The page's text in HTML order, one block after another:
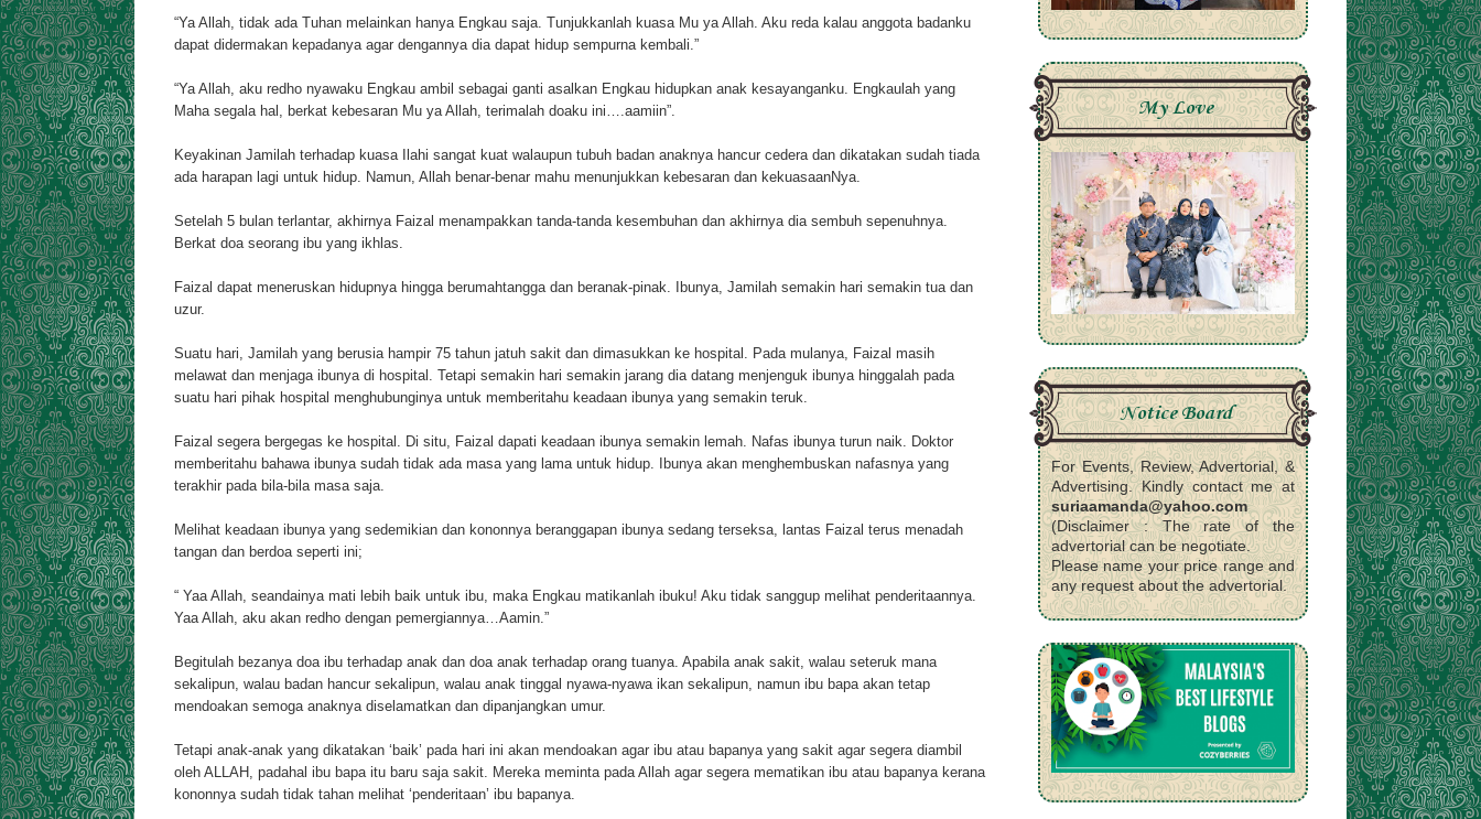
“Ya Allah, tidak ada Tuhan melainkan hanya Engkau saja. Tunjukkanlah kuasa Mu ya Allah. Aku reda kalau anggota badanku
dapat didermakan kepadanya agar dengannya dia dapat hidup sempurna kembali.”
“Ya Allah, aku redho nyawaku Engkau ambil sebagai ganti asalkan Engkau hidupkan anak kesayanganku. Engkaulah yang
Maha segala hal, berkat kebesaran Mu ya Allah, terimalah doaku ini….aamiin”.
Keyakinan Jamilah terhadap kuasa Ilahi sangat kuat walaupun tubuh badan anaknya hancur cedera dan dikatakan sudah tiada
ada harapan lagi untuk hidup. Namun, Allah benar-benar mahu menunjukkan kebesaran dan kekuasaanNya.
Setelah 5 bulan terlantar, akhirnya Faizal menampakkan tanda-tanda kesembuhan dan akhirnya dia sembuh sepenuhnya.
Berkat doa seorang ibu yang ikhlas.
Faizal dapat meneruskan hidupnya hingga berumahtangga dan beranak-pinak. Ibunya, Jamilah semakin hari semakin tua dan
uzur.
Suatu hari, Jamilah yang berusia hampir 75 tahun jatuh sakit dan dimasukkan ke hospital. Pada mulanya, Faizal masih
melawat dan menjaga ibunya di hospital. Tetapi semakin hari semakin jarang dia datang menjenguk ibunya hinggalah pada
suatu hari pihak hospital menghubunginya untuk memberitahu keadaan ibunya yang semakin teruk.
Faizal segera bergegas ke hospital. Di situ, Faizal dapati keadaan ibunya semakin lemah. Nafas ibunya turun naik. Doktor
memberitahu bahawa ibunya sudah tidak ada masa yang lama untuk hidup. Ibunya akan menghembuskan nafasnya yang
terakhir pada bila-bila masa saja.
Melihat keadaan ibunya yang sedemikian dan kononnya beranggapan ibunya sedang terseksa, lantas Faizal terus menadah
tangan dan berdoa seperti ini;
“ Yaa Allah, seandainya mati lebih baik untuk ibu, maka Engkau matikanlah ibuku! Aku tidak sanggup melihat penderitaannya.
Yaa Allah, aku akan redho dengan pemergiannya…Aamin.”
Begitulah bezanya doa ibu terhadap anak dan doa anak terhadap orang tuanya. Apabila anak sakit, walau seteruk mana
sekalipun, walau badan hancur sekalipun, walau anak tinggal nyawa-nyawa ikan sekalipun, namun ibu bapa akan tetap
mendoakan semoga anaknya diselamatkan dan dipanjangkan umur.
Tetapi anak-anak yang dikatakan ‘baik’ pada hari ini akan mendoakan agar ibu atau bapanya yang sakit agar segera diambil
oleh ALLAH, padahal ibu bapa itu baru saja sakit. Mereka meminta pada Allah agar segera mematikan ibu atau bapanya kerana
kononnya sudah tidak tahan melihat ‘penderitaan’ ibu bapanya.
My Love
Notice Board
For Events, Review, Advertorial, &
Advertising. Kindly contact me at
suriaamanda@yahoo.com
(Disclaimer : The rate of the
advertorial can be negotiate.
Please name your price range and
any request about the advertorial.